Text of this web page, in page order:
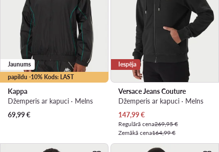
papildu -10% Kods: LAST
Jaunums
Kappa
Džemperis ar kapuci · Melns
69,99€
Iespēja
Versace Jeans Couture
Džemperis ar kapuci · Melns
Pašreizējā cena
147,99€
Regulārā cena269,95 €
Zemākā cena164,99 €